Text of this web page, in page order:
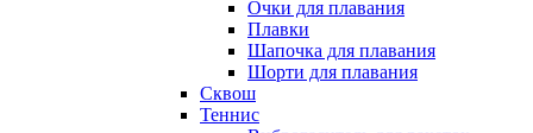
Очки для плавания
Плавки
Шапочка для плавания
Шорти для плавания
Сквош
Теннис